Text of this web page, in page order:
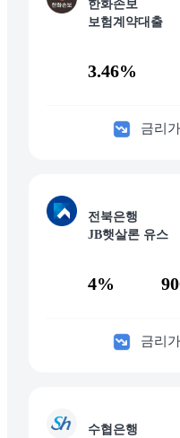
한화손보
보험계약대출
3.46%
금리가
전북은행
JB햇살론 유스
4%
금리가
수협은행